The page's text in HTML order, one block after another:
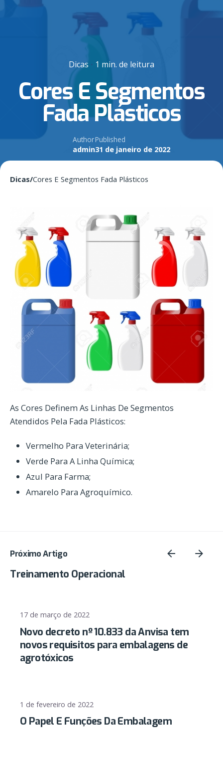
Dicas 1 min. de leitura
Cores E Segmentos
Fada Plásticos
Author
admin
Published
31 de janeiro de 2022
Dicas/Cores E Segmentos Fada Plásticos
As Cores Definem As Linhas De Segmentos
Atendidos Pela Fada Plásticos:
Vermelho Para Veterinária;
Verde Para A Linha Química;
Azul Para Farma;
Amarelo Para Agroquímico.
Próximo Artigo
Treinamento Operacional
17 de março de 2022
Novo decreto nº 10.833 da Anvisa tem
novos requisitos para embalagens de
agrotóxicos
1 de fevereiro de 2022
O Papel E Funções Da Embalagem